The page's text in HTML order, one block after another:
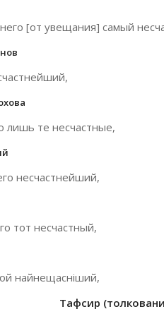
него [от увещания] самый
лишь те несчастные,
несчастнейший,
тот несчастный,
найнещасніший,
Тафсир